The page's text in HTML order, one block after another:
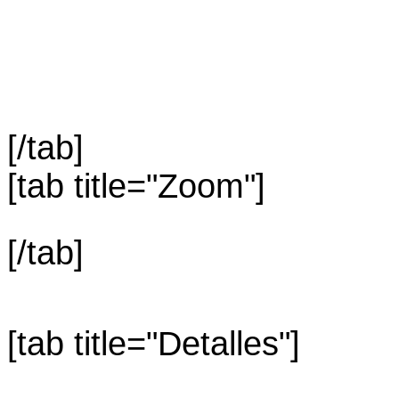
[/tab]
[tab title="Zoom"]
[/tab]
[tab title="Detalles"]